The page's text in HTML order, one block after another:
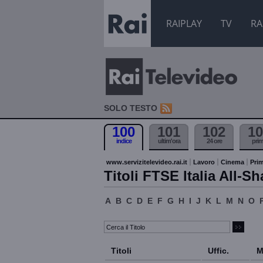
RAIPLAY TV
SOLO TESTO
100
indice
101
ultim'ora
102
24 ore
www.servizitelevideo.rai.it Lavoro Cinema
Titoli FTSE Italia All-
A B C D E F G H I J K L M N O
Titoli Uffic.